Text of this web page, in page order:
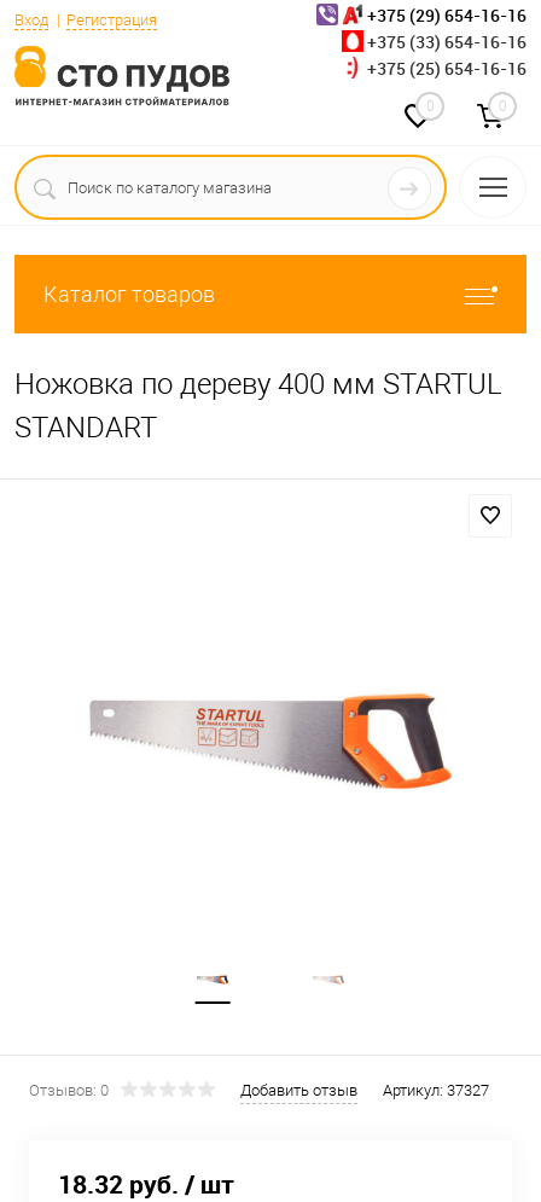
Вход Регистрация
+375 (29) 654-16-16
+375 (33) 654-16-16
+375 (25) 654-16-16
0 0
Каталог товаров
Ножовка по дереву 400 мм STARTUL
STANDART
Отзывов: 0 Добавить отзыв Артикул: 37327
18.32 руб. / шт